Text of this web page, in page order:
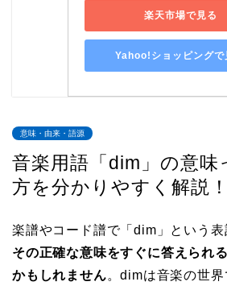
楽天市場で見る
Yahoo!ショッピングで
意味・由来・語源
音楽用語「dim」の意味
方を分かりやすく解説！
楽譜やコード譜で「dim」という表
その正確な意味をすぐに答えられ
かもしれません。dimは音楽の世